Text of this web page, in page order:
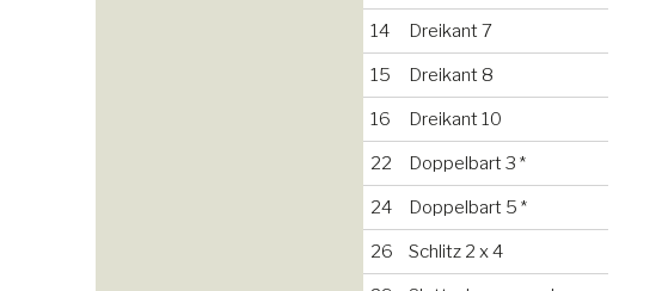
14 Dreikant 7
15 Dreikant 8
16 Dreikant 10
22 Doppelbart 3 *
24 Doppelbart 5 *
26 Schlitz 2 x 4